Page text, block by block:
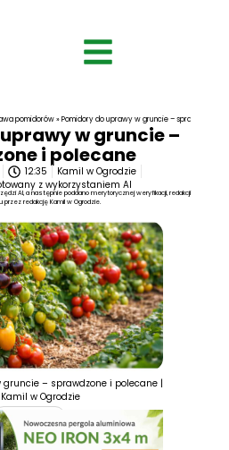
pomidorów»Pomidory do uprawy w gruncie – sprawdzone i
w gruncie –
i polecane
12:35
Kamil w Ogrodzie
z wykorzystaniem AI
AI, a następnie poddano merytorycznej weryfikacji, redakcji
przez redakcję Kamil w Ogrodzie.
gruncie – sprawdzone i polecane |
w Ogrodzie
REKLAMA